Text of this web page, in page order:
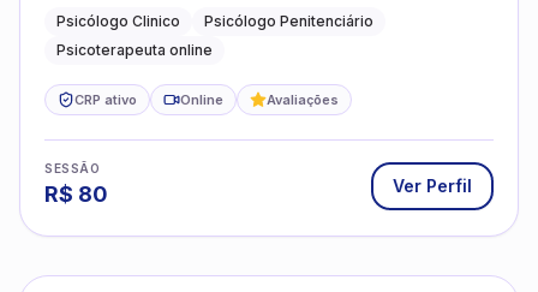
familiares e questões comportamentais.
Psicólogo Clinico
Psicólogo Penitenciário
Psicoterapeuta online
CRP ativo Online Avaliações
SESSÃO
R$ 80 Ver Perfil